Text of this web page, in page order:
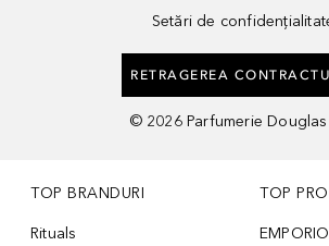
Setări de
RETRAGEREA
© 2026 Parfumerie Douglas
TOP BRANDURI
Rituals
TOP